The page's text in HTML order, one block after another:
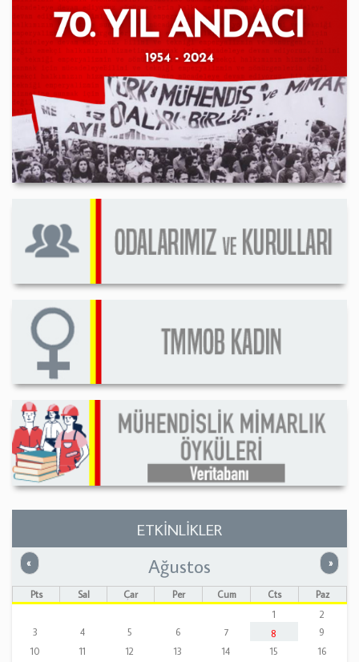
ETKİNLİKLER
« Önceki »
Ağustos
Pts Sal Çar Per Cum Cts
Paz
1
2
3
4 5 6 7 8
9
10
11 12 13 14 15 16